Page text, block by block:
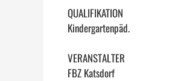
QUALIFIKATION
Kindergartenpäd.
VERANSTALTER
FBZ Katsdorf